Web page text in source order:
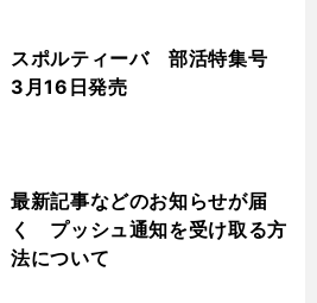
スポルティーバ 部活特集号
3月16日発売
最新記事などのお知らせが届
く プッシュ通知を受け取る方
法について